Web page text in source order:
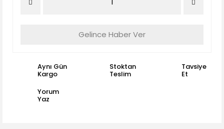
Gelince Haber Ver
Aynı Gün
Kargo
Stoktan
Teslim
Tavsiye
Et
Yorum
Yaz